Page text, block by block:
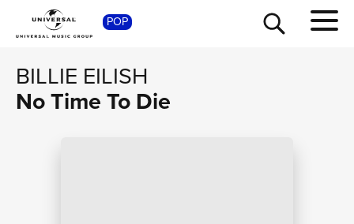
POP
BILLIE EILISH
No Time To Die
SHOP